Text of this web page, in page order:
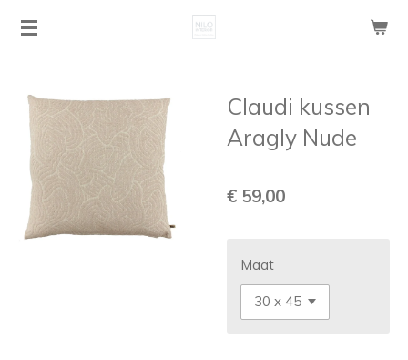
Ga
hoofdinhoud
Claudi kussen
Aragly Nude
€ 59,00
Maat